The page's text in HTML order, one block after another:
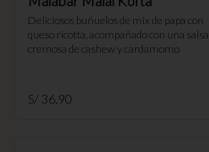
Deliciosos buñuelos de mix de papa con
queso ricotta, acompañado con una salsa
cremosa de cashew y cardamomo
S/ 36.90